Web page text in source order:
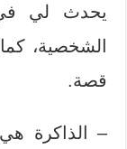
يحدث لي في
الشخصية،
قصة.
– الذاكرة